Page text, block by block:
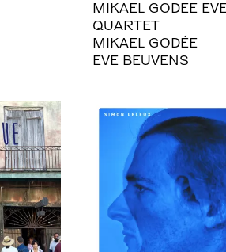
MIKAEL GODEE
QUARTET
MIKAEL GODÉE
EVE BEUVENS